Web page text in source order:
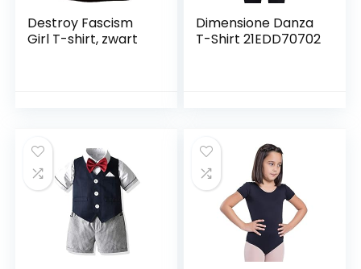
Destroy Fascism
Girl T-shirt, zwart
Dimensione Danza
T-Shirt 21EDD70702